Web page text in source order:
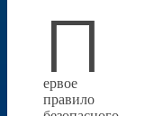
П
ервое
правило